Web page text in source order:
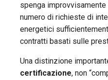
spenga improvvisamente
numero di richieste di
energetici
contratti basati sulle
Una distinzione
certificazione, non